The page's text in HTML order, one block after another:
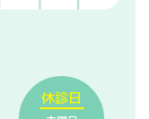
休診日